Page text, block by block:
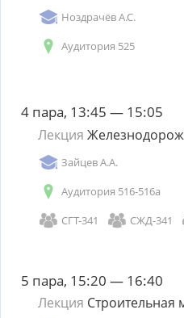
Ноздрачёв А.С.
Аудитория 525
4 пара, 13:45 — 15:05
Лекция
Зайцев А.А.
Аудитория 516-516а
СГТ-341
СЖД-341
5 пара, 15:20 — 16:40
Лекция Строительная